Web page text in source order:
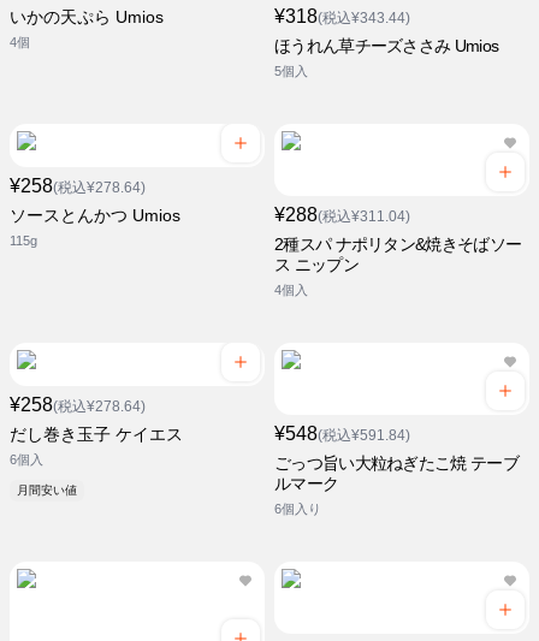
いかの天ぷら Umios
4個
¥318(税込¥343.44)
ほうれん草チーズささみ Umios
5個入
¥258(税込¥278.64)
ソースとんかつ Umios
115g
¥288(税込¥311.04)
2種スパ ナポリタン&焼きそばソー
ス ニップン
4個入
¥258(税込¥278.64)
だし巻き玉子 ケイエス
6個入
月間安い値
¥548(税込¥591.84)
ごっつ旨い大粒ねぎたこ焼 テーブ
ルマーク
6個入り